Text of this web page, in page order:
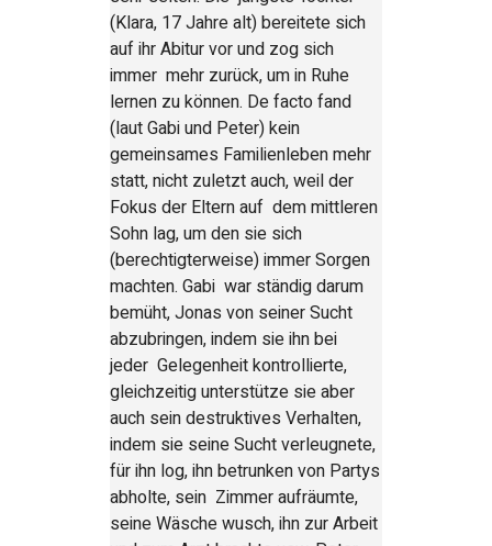
(Klara, 17 Jahre alt) bereitete sich
auf ihr Abitur vor und zog sich
immer mehr zurück, um in Ruhe
lernen zu können. De facto fand
(laut Gabi und Peter) kein
gemeinsames Familienleben mehr
statt, nicht zuletzt auch, weil der
Fokus der Eltern auf dem mittleren
Sohn lag, um den sie sich
(berechtigterweise) immer Sorgen
machten. Gabi war ständig darum
bemüht, Jonas von seiner Sucht
abzubringen, indem sie ihn bei
jeder Gelegenheit kontrollierte,
gleichzeitig unterstütze sie aber
auch sein destruktives Verhalten,
indem sie seine Sucht verleugnete,
für ihn log, ihn betrunken von Partys
abholte, sein Zimmer aufräumte,
seine Wäsche wusch, ihn zur Arbeit